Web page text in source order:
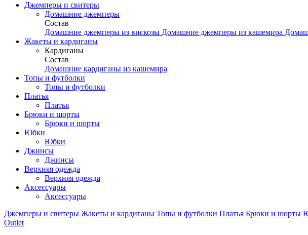
Джемперы и свитеры
Домашние джемперы
Состав
Домашние джемперы из вискозы Домашние джемперы из кашемира
Жакеты и кардиганы
Кардиганы
Состав
Домашние кардиганы из кашемира
Топы и футболки
Топы и футболки
Платья
Платья
Брюки и шорты
Брюки и шорты
Юбки
Юбки
Джинсы
Джинсы
Верхняя одежда
Верхняя одежда
Аксессуары
Аксессуары
Джемперы и свитеры Жакеты и кардиганы Топы и футболки Платья Брюки и шорты
Outlet